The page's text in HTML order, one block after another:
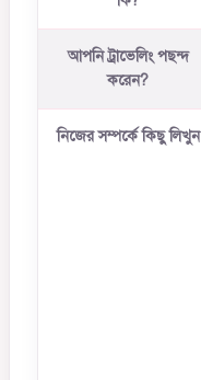
আপনি ট্রাভেলিং পছন্দ
করেন?
নিজের সম্পর্কে কিছু লিখুন